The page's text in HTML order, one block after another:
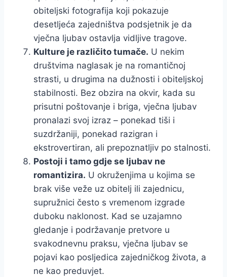
obiteljski fotografija koji pokazuje
desetljeća zajedništva podsjetnik je da
vječna ljubav ostavlja vidljive tragove.
Kulture je različito tumače. U nekim
društvima naglasak je na romantičnoj
strasti, u drugima na dužnosti i obiteljskoj
stabilnosti. Bez obzira na okvir, kada su
prisutni poštovanje i briga, vječna ljubav
pronalazi svoj izraz – ponekad tiši i
suzdržaniji, ponekad razigran i
ekstrovertiran, ali prepoznatljiv po stalnosti.
Postoji i tamo gdje se ljubav ne
romantizira. U okruženjima u kojima se
brak više veže uz obitelj ili zajednicu,
supružnici često s vremenom izgrade
duboku naklonost. Kad se uzajamno
gledanje i podržavanje pretvore u
svakodnevnu praksu, vječna ljubav se
pojavi kao posljedica zajedničkog života, a
ne kao preduvjet.